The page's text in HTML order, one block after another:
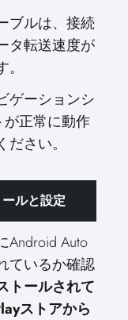
ブルは、接続
タ転送速度が
ゲーションシ
が正常に動作
さい。
ルと設定
Android Auto
ているか確認
トールされて
ストアから